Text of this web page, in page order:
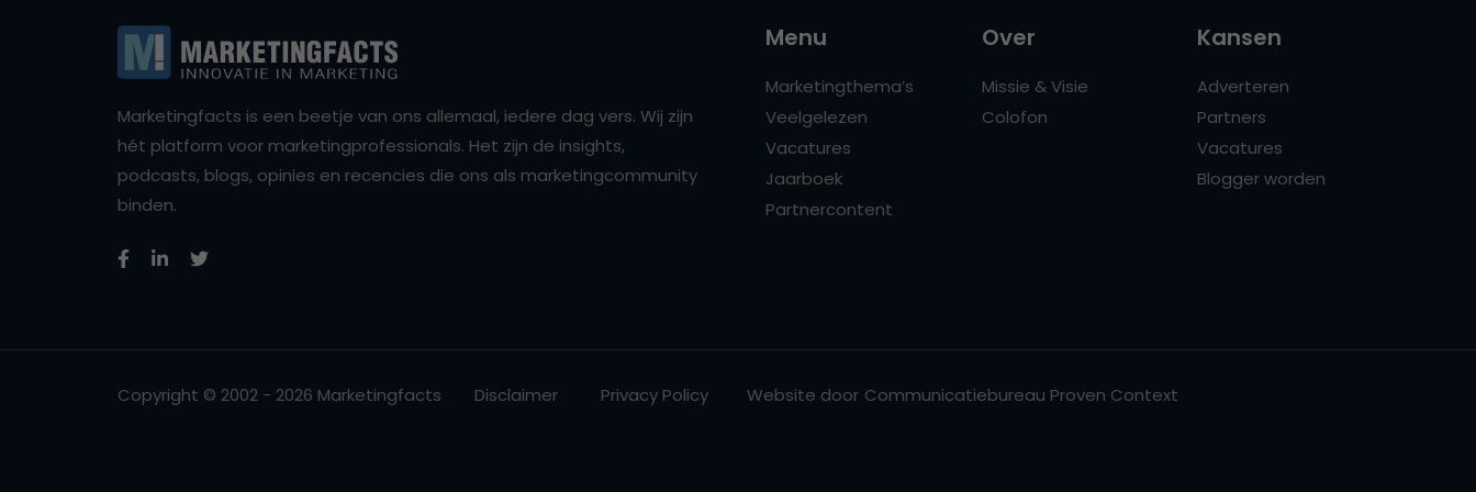
Marketingfacts is een beetje van ons allemaal, iedere dag vers. Wij zijn
hét platform voor marketingprofessionals. Het zijn de insights,
podcasts, blogs, opinies en recencies die ons als marketingcommunity
binden.
Menu
Marketingthema’s
Veelgelezen
Vacatures
Jaarboek
Partnercontent
Over
Missie & Visie
Colofon
Kansen
Adverteren
Partners
Vacatures
Blogger worden
Copyright © 2002 - 2026 Marketingfacts Disclaimer Privacy Policy Website door Communicatiebureau Proven Context